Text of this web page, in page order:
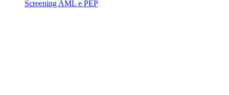
Screening AML e PEP